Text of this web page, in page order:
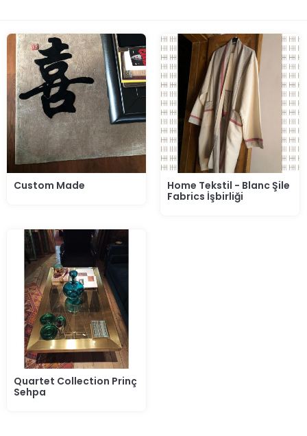
Custom Made
Home Tekstil - Blanc Şile
Fabrics İşbirliği
Quartet Collection Prinç
Sehpa